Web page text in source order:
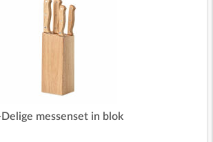
messenset in blok